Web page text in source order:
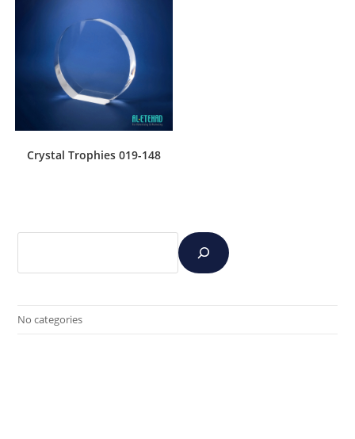
Crystal Trophies 019-148
No categories